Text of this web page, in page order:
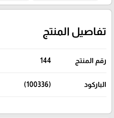
تفاصيل المنتج
رقم المنتج 144
الباركود (100336)